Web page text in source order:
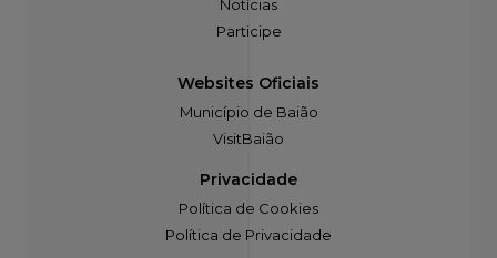
Notícias
Participe
Websites Oficiais
Município de Baião
VisitBaião
Privacidade
Política de Cookies
Política de Privacidade